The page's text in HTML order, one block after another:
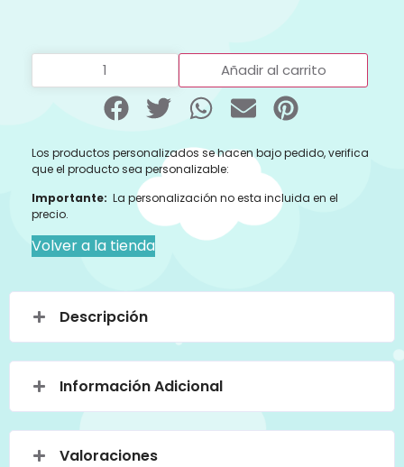
Añadir al carrito
Los productos personalizados se hacen bajo pedido, verifica
que el producto sea personalizable:
Importante: La personalización no esta incluida en el
precio.
Volver a la tienda
Descripción
Información Adicional
Valoraciones